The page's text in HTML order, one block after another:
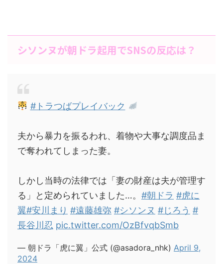
シソンヌが朝ドラ起用でSNSの反応は？
#トラつばプレイバック
夫から暴力を振るわれ、着物や大事な調度品ま
で奪われてしまった妻。
しかし当時の法律では「妻の財産は夫が管理す
る」と定められていました…。 #朝ドラ #虎に
翼#安川まり #遠藤雄弥 #シソンヌ #じろう #
長谷川忍 pic.twitter.com/OzBfvqbSmb
— 朝ドラ「虎に翼」公式 (@asadora_nhk) April 9,
2024